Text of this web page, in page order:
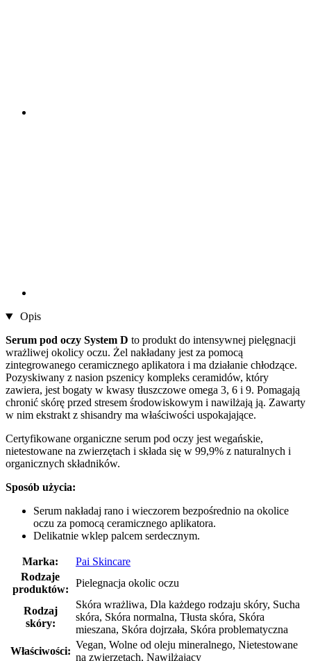
Opis
Serum pod oczy System D to produkt do intensywnej pielęgnacji
wrażliwej okolicy oczu. Żel nakładany jest za pomocą
zintegrowanego ceramicznego aplikatora i ma działanie chłodzące.
Pozyskiwany z nasion pszenicy kompleks ceramidów, który
zawiera, jest bogaty w kwasy tłuszczowe omega 3, 6 i 9. Pomagają
chronić skórę przed stresem środowiskowym i nawilżają ją. Zawarty
w nim ekstrakt z shisandry ma właściwości uspokajające.
Certyfikowane organiczne serum pod oczy jest wegańskie,
nietestowane na zwierzętach i składa się w 99,9% z naturalnych i
organicznych składników.
Sposób użycia:
Serum nakładaj rano i wieczorem bezpośrednio na okolice
oczu za pomocą ceramicznego aplikatora.
Delikatnie wklep palcem serdecznym.
Marka:
Pai Skincare
Rodzaje
produktów:
Pielegnacja okolic oczu
Rodzaj
skóry:
Skóra wrażliwa, Dla każdego rodzaju skóry, Sucha
skóra, Skóra normalna, Tłusta skóra, Skóra
mieszana, Skóra dojrzała, Skóra problematyczna
Właściwości:
Vegan, Wolne od oleju mineralnego, Nietestowane
na zwierzętach, Nawilżający